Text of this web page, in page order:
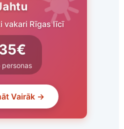
vakari Rīgas līcī
personas
Vairāk →